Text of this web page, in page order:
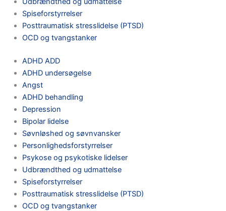
Spiseforstyrrelser
Posttraumatisk stresslidelse (PTSD)
OCD og tvangstanker
ADHD ADD
ADHD undersøgelse
Angst
ADHD behandling
Depression
Bipolar lidelse
Søvnløshed og søvnvansker
Personlighedsforstyrrelser
Psykose og psykotiske lidelser
Udbrændthed og udmattelse
Spiseforstyrrelser
Posttraumatisk stresslidelse (PTSD)
OCD og tvangstanker